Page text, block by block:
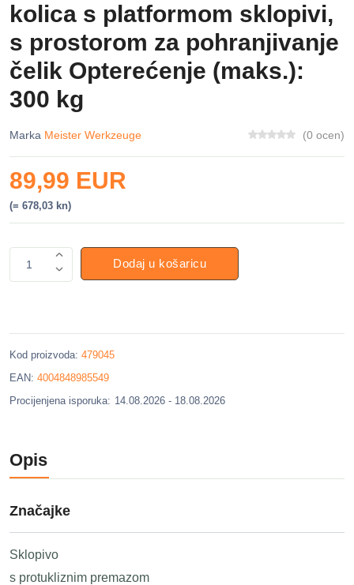
kolica s platformom sklopivi,
s prostorom za pohranjivanje
čelik Opterećenje (maks.):
300 kg
Marka Meister Werkzeuge (0 ocen)
89,99 EUR
(= 678,03 kn)
1 Dodaj u košaricu
Kod proizvoda: 479045
EAN: 4004848985549
Procijenjena isporuka: 14.08.2026 - 18.08.2026
Opis
Značajke
Sklopivo
s protukliznim premazom